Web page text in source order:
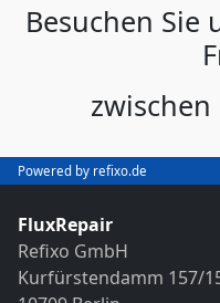
Besuchen Sie
Powered by refixo.de
FluxRepair
Refixo GmbH
Kurfürstendamm 157/